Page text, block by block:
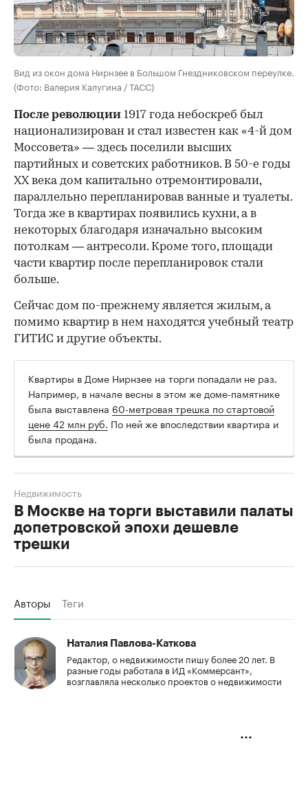
Вид из окон дома Нирнзее в Большом Гнездниковском переулке.
(Фото: Валерия Калугина / ТАСС)
После революции 1917 года небоскреб был
национализирован и стал известен как «4-й дом
Моссовета» — здесь поселили высших
партийных и советских работников. В 50-е годы
ХХ века дом капитально отремонтировали,
параллельно перепланировав ванные и туалеты.
Тогда же в квартирах появились кухни, а в
некоторых благодаря изначально высоким
потолкам — антресоли. Кроме того, площади
части квартир после перепланировок стали
больше.
Сейчас дом по-прежнему является жилым, а
помимо квартир в нем находятся учебный театр
ГИТИС и другие объекты.
Квартиры в Доме Нирнзее на торги попадали не раз.
Например, в начале весны в этом же доме-памятнике
была выставлена 60-метровая трешка по стартовой
цене 42 млн руб. По ней же впоследствии квартира и
была продана.
В Москве на торги выставили палаты
допетровской эпохи дешевле
трешки
Недвижимость
Авторы Теги
Наталия Павлова-Каткова
Редактор, о недвижимости пишу более 20 лет. В
разные годы работала в ИД «Коммерсант»,
возглавляла несколько проектов о недвижимости